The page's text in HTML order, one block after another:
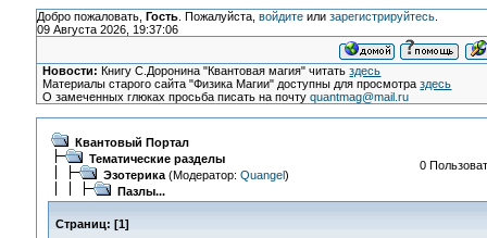
Добро пожаловать, Гость. Пожалуйста, войдитеили зарегистрируйтесь.
09 Августа 2026, 19:37:06
Новости: Книгу С.Доронина "Квантовая магия" читатьздесь
Материалы старого сайта "Физика Магии" доступны для просмотраздесь
О замеченных глюках просьба писать на почтуquantmag@mail.ru
Квантовый Портал
Тематические разделы
Эзотерика(Модератор: Quangel)
Пазлы...
0
Страниц: [1]